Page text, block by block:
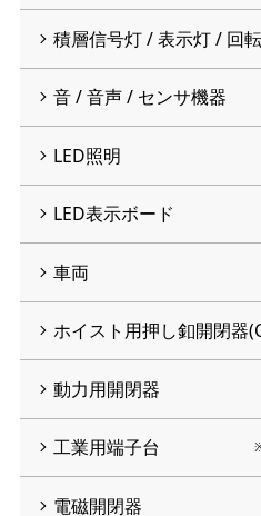
積層信号灯 / 表示灯 / 回
音 / 音声 / センサ機器
LED照明
LED表示ボード
車両
ホイスト用押し釦開閉器
動力用開閉器
工業用端子台
電磁開閉器